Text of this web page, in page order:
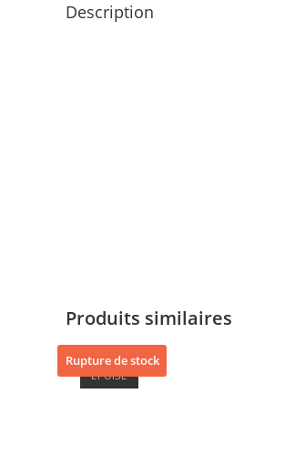
Description
Produits similaires
Rupture de stock
ÉPUISÉ